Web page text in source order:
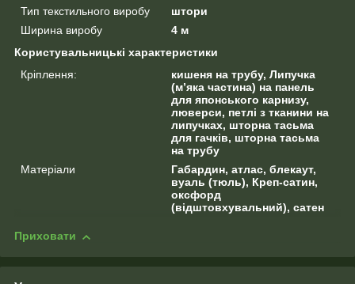
Тип текстильного виробу
штори
Ширина виробу
4 м
Користувальницькі характеристики
Кріплення:
кишеня на трубу, Липучка
(м’яка частина) на панель
для японського карнизу,
люверси, петлі з тканини на
липучках, шторна тасьма
для гачків, шторна тасьма
на трубу
Матеріали
Габардин, атлас, блекаут,
вуаль (тюль), Креп-сатин,
оксфорд
(відштовхувальний), сатен
Приховати